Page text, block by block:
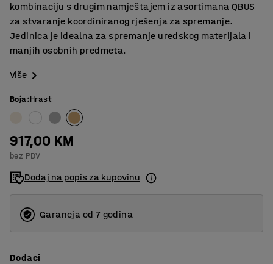
kombinaciju s drugim namještajem iz asortimana QBUS
za stvaranje koordiniranog rješenja za spremanje.
Jedinica je idealna za spremanje uredskog materijala i
manjih osobnih predmeta.
Više
Boja:Hrast
917,00 KM
bez PDV
Dodaj na popis za kupovinu
Garancja od 7 godina
Dodaci